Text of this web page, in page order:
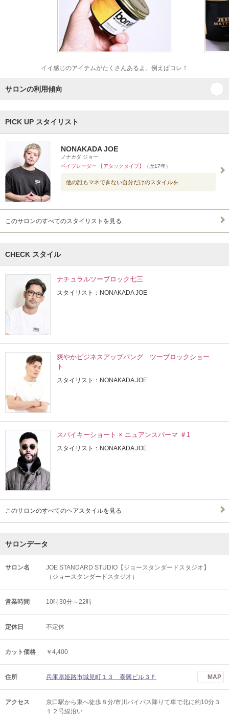
イイ感じのアイテムがたくさんあるよ。例えばコレ！
サロンの利用傾向
PICK UP スタイリスト
NONAKADA JOE
ノナカダ ジョー
ベイブレーダー 【アタックタイプ】
（歴17年）
他の誰もマネできない自分だけのスタイルを
このサロンのすべてのスタイリストを見る
CHECK スタイル
ナチュラルツーブロック七三
スタイリスト：NONAKADA JOE
爽やかビジネスアップバング ツーブロックショー
ト
スタイリスト：NONAKADA JOE
スパイキーショート × ニュアンスパーマ ＃1
スタイリスト：NONAKADA JOE
このサロンのすべてのヘアスタイルを見る
サロンデータ
サロン名
JOE STANDARD STUDIO【ジョースタンダードスタジオ】
（ジョースタンダードスタジオ）
営業時間 10時30分～22時
定休日 不定休
カット価格 ￥4,400
住所 兵庫県姫路市城見町１３ 泰興ビル３Ｆ MAP
アクセス
京口駅から東へ徒歩８分/市川バイパス降りて車で北に約10分３
１２号線沿い